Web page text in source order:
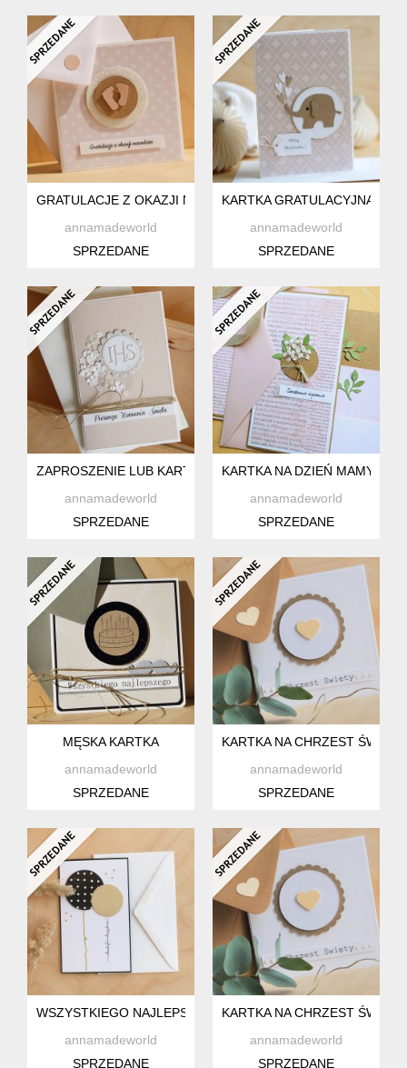
GRATULACJE Z OKAZJI NARODZIN
annamadeworld
SPRZEDANE
KARTKA GRATULACYJNA
annamadeworld
SPRZEDANE
ZAPROSZENIE LUB KARTKA NA KOMUNIĘ
annamadeworld
SPRZEDANE
KARTKA NA DZIEŃ MAMY,
annamadeworld
SPRZEDANE
MĘSKA KARTKA
annamadeworld
SPRZEDANE
KARTKA NA CHRZEST ŚWIĘTY
annamadeworld
SPRZEDANE
WSZYSTKIEGO NAJLEPSZEGO
annamadeworld
SPRZEDANE
KARTKA NA CHRZEST ŚWIĘTY
annamadeworld
SPRZEDANE